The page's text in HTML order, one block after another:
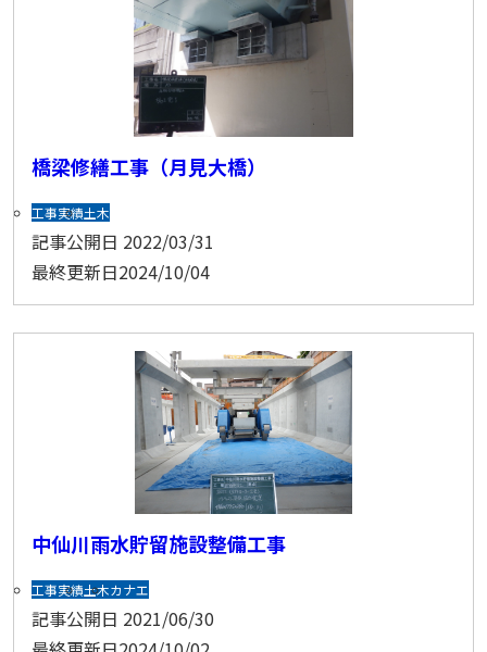
橋梁修繕工事（月見大橋）
工事実績土木
記事公開日 2022/03/31
最終更新日2024/10/04
中仙川雨水貯留施設整備工事
工事実績土木カナエ
記事公開日 2021/06/30